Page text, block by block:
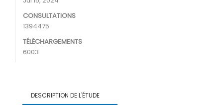
CONSULTATIONS
1394475
TÉLÉCHARGEMENTS
6003
DESCRIPTION DE L'ÉTUDE